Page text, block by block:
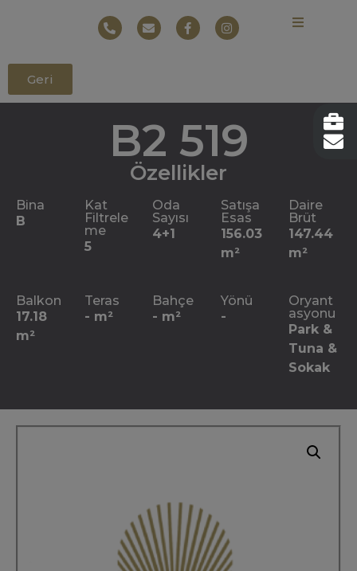
Geri
B2 519
Özellikler
Bina
B
Kat
Filtrele
me
5
Oda
Sayısı
4+1
Satışa
Esas
156.03
m²
Daire
Brüt
147.44
m²
Balkon
17.18
m²
Teras
- m²
Bahçe
- m²
Yönü
-
Oryant
asyonu
Park & ​​
Tuna &
Sokak